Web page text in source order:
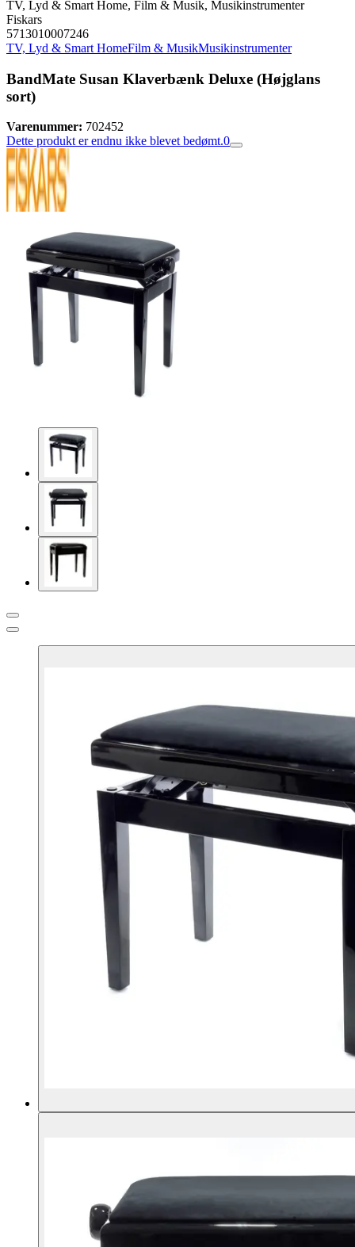
TV, Lyd & Smart Home, Film & Musik, Musikinstrumenter
Fiskars
5713010007246
TV, Lyd & Smart HomeFilm & MusikMusikinstrumenter
BandMate Susan Klaverbænk Deluxe (Højglans
sort)
Varenummer: 702452
Dette produkt er endnu ikke blevet bedømt.0